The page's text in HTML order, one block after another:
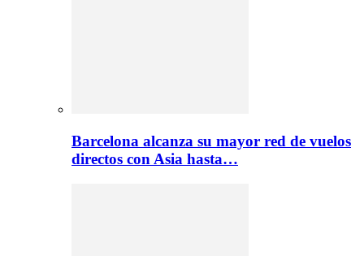
Barcelona alcanza su mayor red de vuelos
directos con Asia hasta…